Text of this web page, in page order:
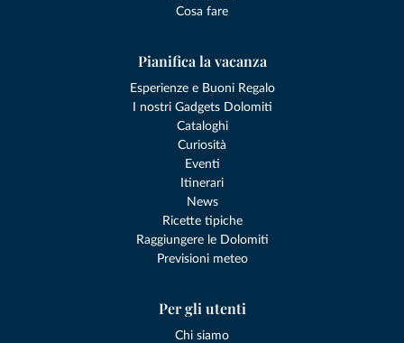
Cosa fare
Pianifica la vacanza
Esperienze e Buoni Regalo
I nostri Gadgets Dolomiti
Cataloghi
Curiosità
Eventi
Itinerari
News
Ricette tipiche
Raggiungere le Dolomiti
Previsioni meteo
Per gli utenti
Chi siamo